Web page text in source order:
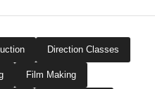
Direction Classes
Film Making